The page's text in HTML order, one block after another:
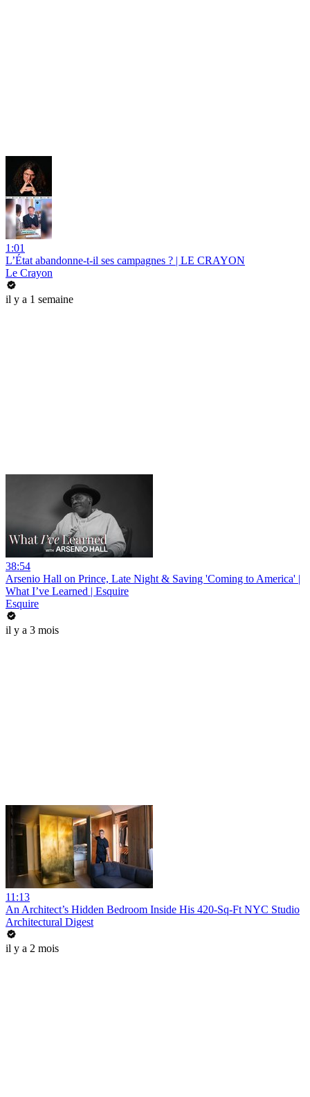
1:01
L’État abandonne-t-il ses campagnes ? | LE CRAYON
Le Crayon
il y a 1 semaine
38:54
Arsenio Hall on Prince, Late Night & Saving 'Coming to America' |
What I’ve Learned | Esquire
Esquire
il y a 3 mois
11:13
An Architect’s Hidden Bedroom Inside His 420-Sq-Ft NYC Studio
Architectural Digest
il y a 2 mois